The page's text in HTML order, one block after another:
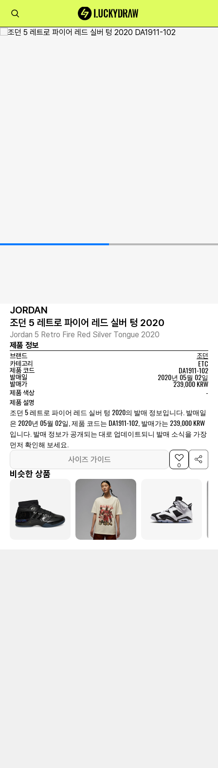
JORDAN
조던 5 레트로 파이어 레드 실버 텅 2020
Jordan 5 Retro Fire Red Silver Tongue 2020
제품 정보
브랜드
조던
카테고리
ETC
제품 코드 DA1911-102
발매일 2020년 05월 02일
발매가 239,000 KRW
제품 색상 -
제품 설명
조던 5 레트로 파이어 레드 실버 텅 2020의 발매 정보입니다. 발매일
은 2020년 05월 02일, 제품 코드는 DA1911-102, 발매가는 239,000 KRW
입니다. 발매 정보가 공개되는 대로 업데이트되니 발매 소식을 가장
먼저 확인해 보세요.
사이즈 가이드
0
비슷한 상품